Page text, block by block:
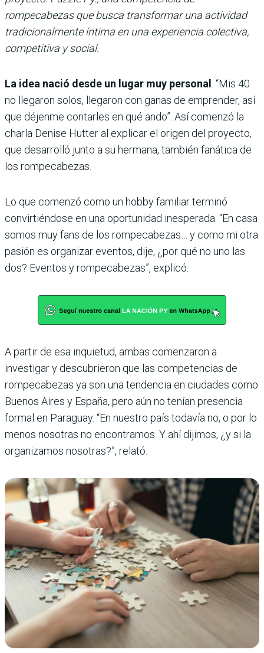
rompecabezas que busca transformar una actividad
tradicionalmente íntima en una experiencia colectiva,
competitiva y social.
La idea nació desde un lugar muy personal . “Mis 40
no llegaron solos, llegaron con ganas de emprender, así
que déjenme contarles en qué ando”. Así comenzó la
charla Denise Hutter al explicar el origen del proyecto,
que desarrolló junto a su hermana, también fanática de
los rompecabezas.
Lo que comenzó como un hobby familiar terminó
convirtiéndose en una oportunidad inesperada. “En casa
somos muy fans de los rompecabezas… y como mi otra
pasión es organizar eventos, dije, ¿por qué no uno las
dos? Eventos y rompecabezas”, explicó.
A partir de esa inquietud, ambas comenzaron a
investigar y descubrieron que las competencias de
rompecabezas ya son una tendencia en ciudades como
Buenos Aires y España, pero aún no tenían presencia
formal en Paraguay. “En nuestro país todavía no, o por lo
menos nosotras no encontramos. Y ahí dijimos, ¿y si la
organizamos nosotras?”, relató.